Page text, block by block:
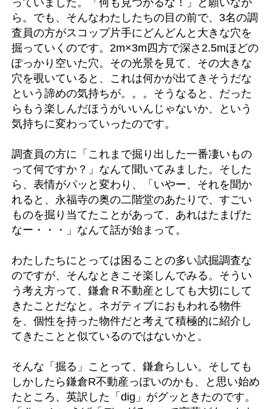
ら。でも、そんなわたしたちの目の前で、3名の調
査員の方がスコップ片手にどんどんと大きな穴を
掘っていくのです。2m×3m四方で深さ2.5mほどの
ぽっかり空いた穴。その光景を見て、その大きな
穴を覗いていると、これは何かが出てきそうだな
という諦めの気持ちが。。。そうなると、だった
らもう楽しんだほうがいいんじゃないか、という
気持ちに変わっていったのです。
調査員の方に「これまで掘り出した一番凄いもの
って何ですか？」なんて聞いてみました。そした
ら、表情がパッと変わり、「いやー、それを聞か
れると、永福寺の奥の二階堂のあたりで、すごい
ものを掘り当てたことがあって、あれはたまげた
なー・・・」なんて話が始まって。
わたしたちにとっては困ることの多い試掘調査な
のですが、そんなときこそ楽しんでみる。そうい
う考え方って、鎌倉Ｒ不動産としても大切にして
きたことだなと。ネガティブにおもわれる物件
を、個性を持った物件だと考えて積極的に紹介し
てきたことと似ているのではないかと。
そんな「掘る」ことって、鎌倉らしい。そしても
しかしたら鎌倉R不動産っぽいのかも、と思い始め
たところ、英訳した「dig」がグッときたのです。